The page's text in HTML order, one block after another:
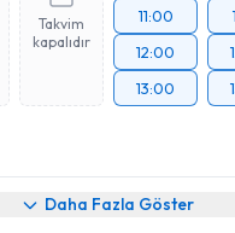
Takvim
kapalıdır
11:00
12:00
13:00
Daha Fazla Göster